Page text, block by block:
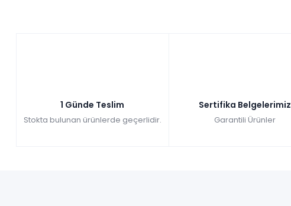
1 Günde Teslim
Stokta bulunan ürünlerde geçerlidir.
Sertifika Belgelerimiz
Garantili Ürünler